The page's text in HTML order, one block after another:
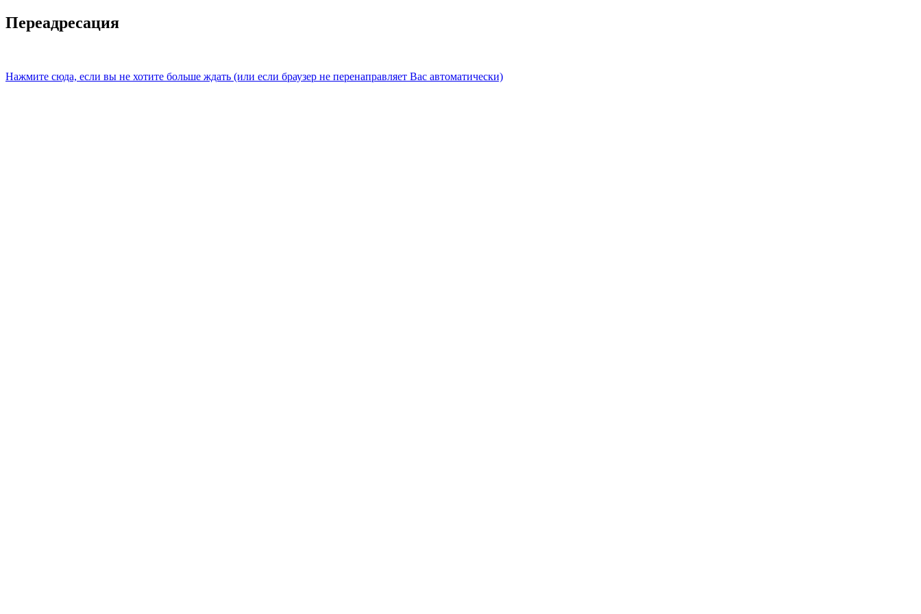
Переадресация
Нажмите сюда, если вы не хотите больше ждать (или если браузер не перенаправляет Вас автоматически)